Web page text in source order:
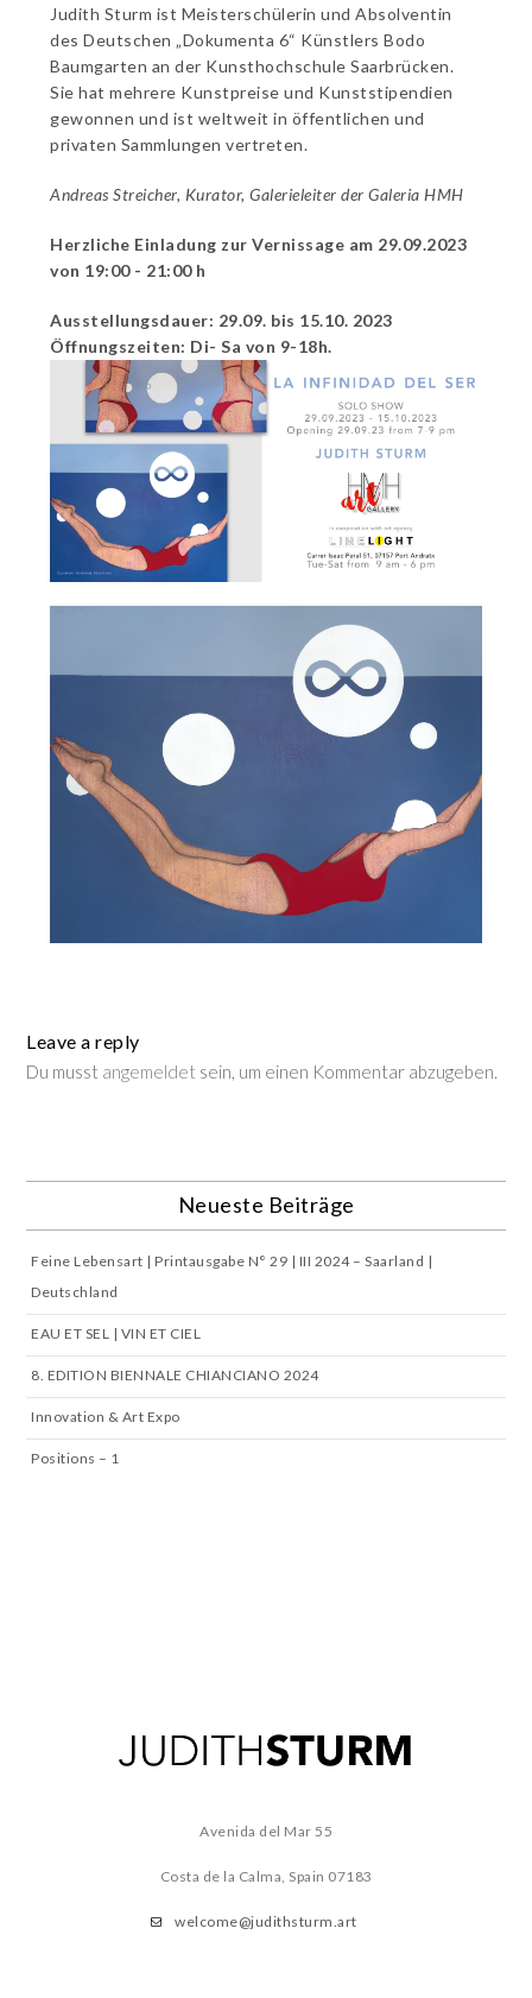
Judith Sturm ist Meisterschülerin und Absolventin
des Deutschen „Dokumenta 6“ Künstlers Bodo
Baumgarten an der Kunsthochschule Saarbrücken.
Sie hat mehrere Kunstpreise und Kunststipendien
gewonnen und ist weltweit in öffentlichen und
privaten Sammlungen vertreten.
Andreas Streicher, Kurator, Galerieleiter der Galeria HMH
Herzliche Einladung zur Vernissage am 29.09.2023
von 19:00 - 21:00 h
Ausstellungsdauer: 29.09. bis 15.10. 2023
Öffnungszeiten: Di- Sa von 9-18h.
Leave a reply
Du musst angemeldet sein, um einen Kommentar abzugeben.
Neueste Beiträge
Feine Lebensart | Printausgabe N° 29 | III 2024 – Saarland |
Deutschland
EAU ET SEL | VIN ET CIEL
8. EDITION BIENNALE CHIANCIANO 2024
Innovation & Art Expo
Positions – 1
Avenida del Mar 55
Costa de la Calma, Spain 07183
welcome@judithsturm.art